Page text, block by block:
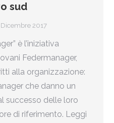
sud
Dicembre 2017
è l’iniziativa
Federmanager,
alla organizzazione:
che danno un
successo delle loro
di riferimento. Leggi